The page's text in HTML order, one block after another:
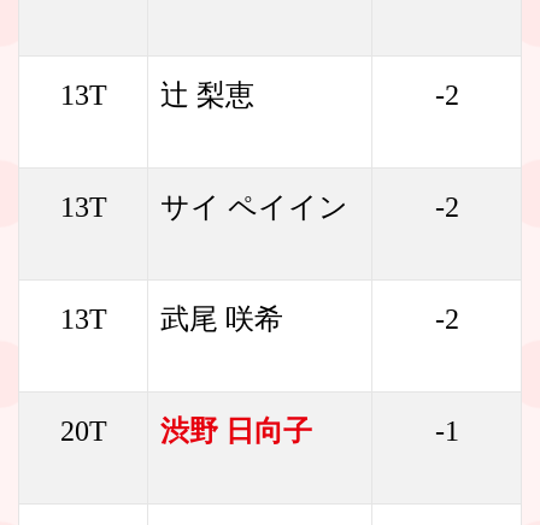
13T 辻 梨恵 -2
13T サイ ペイイン -2
13T 武尾 咲希 -2
20T 渋野 日向子 -1